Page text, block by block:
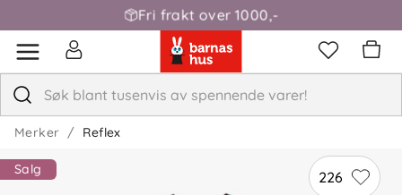
Fri frakt over 1000,-
Merker Reflex
226
Salg